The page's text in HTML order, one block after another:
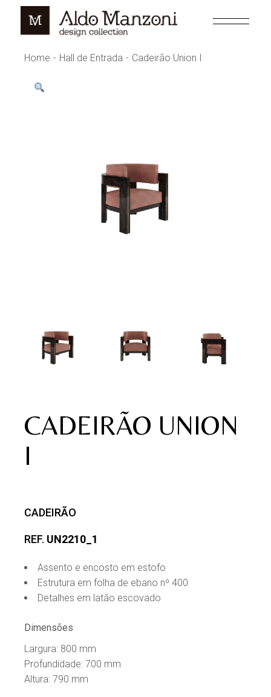
content
Home Hall de Entrada Cadeirão Union I
CADEIRÃO UNION
I
CADEIRÃO
REF. UN2210_1
Assento e encosto em estofo
Estrutura em folha de ebano nº 400
Detalhes em latão escovado
Dimensões
Largura: 800 mm
Profundidade: 700 mm
Altura: 790 mm